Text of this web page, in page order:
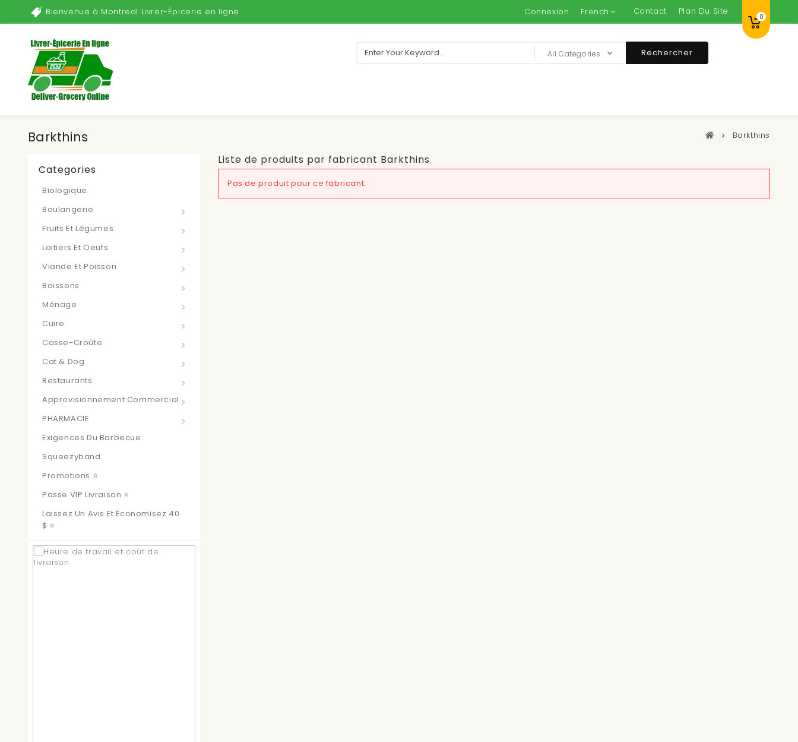
Contact Plan Du Site
French
Bienvenue à Montreal Livrer-Épicerie en ligne Connexion 0
All Categories Rechercher
Barkthins Barkthins
Categories
Biologique
Boulangerie
Fruits Et Légumes
Laitiers Et Oeufs
Viande Et Poisson
Boissons
Ménage
Cuire
Casse-Croûte
Cat & Dog
Restaurants
Approvisionnement Commercial
PHARMACIE
Exigences Du Barbecue
Squeezyband
Promotions ⭐
Passe VIP Livraison ⭐
Laissez Un Avis Et Économisez 40
$ ⭐
Liste de produits par fabricant Barkthins
Pas de produit pour ce fabricant.